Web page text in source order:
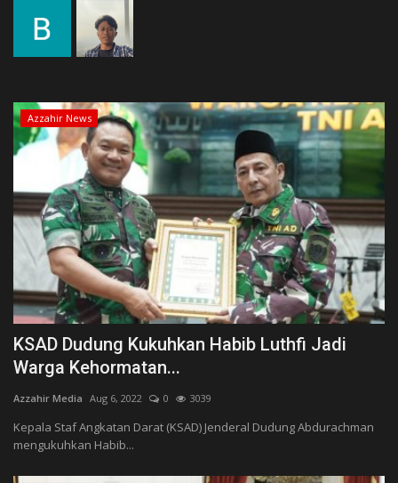
Azzahir News
KSAD Dudung Kukuhkan Habib Luthfi Jadi
Warga Kehormatan...
Azzahir Media Aug 6, 2022 0 3039
Kepala Staf Angkatan Darat (KSAD) Jenderal Dudung Abdurachman
mengukuhkan Habib...